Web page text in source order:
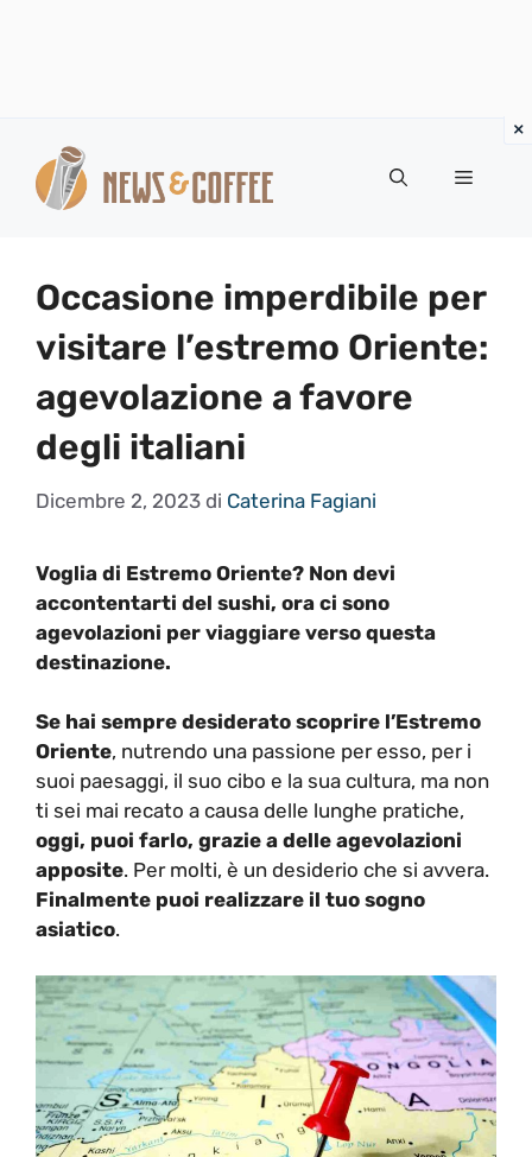
contenuto
Menu
Occasione imperdibile per
visitare l’estremo Oriente:
agevolazione a favore
degli italiani
Dicembre 2, 2023 di Caterina Fagiani
Voglia di Estremo Oriente? Non devi
accontentarti del sushi, ora ci sono
agevolazioni per viaggiare verso questa
destinazione.
Se hai sempre desiderato scoprire l’Estremo
Oriente, nutrendo una passione per esso, per i
suoi paesaggi, il suo cibo e la sua cultura, ma non
ti sei mai recato a causa delle lunghe pratiche,
oggi, puoi farlo, grazie a delle agevolazioni
apposite. Per molti, è un desiderio che si avvera.
Finalmente puoi realizzare il tuo sogno
asiatico.